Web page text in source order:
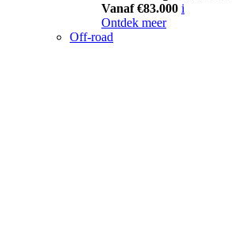
Vanaf €83.000 i
Ontdek meer
Off-road